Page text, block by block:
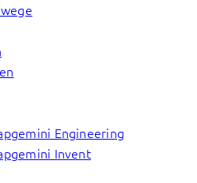
Engineering
Invent